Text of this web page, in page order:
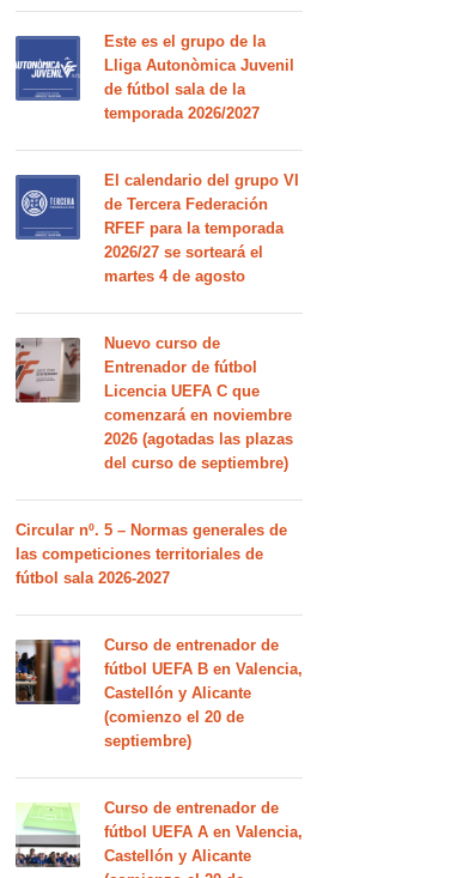
Este es el grupo de la
Lliga Autonòmica Juvenil
de fútbol sala de la
temporada 2026/2027
El calendario del grupo VI
de Tercera Federación
RFEF para la temporada
2026/27 se sorteará el
martes 4 de agosto
Nuevo curso de
Entrenador de fútbol
Licencia UEFA C que
comenzará en noviembre
2026 (agotadas las plazas
del curso de septiembre)
Circular nº. 5 – Normas generales de
las competiciones territoriales de
fútbol sala 2026-2027
Curso de entrenador de
fútbol UEFA B en Valencia,
Castellón y Alicante
(comienzo el 20 de
septiembre)
Curso de entrenador de
fútbol UEFA A en Valencia,
Castellón y Alicante